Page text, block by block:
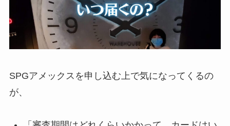
SPGアメックスを申し込む上で気になってくるの
が、